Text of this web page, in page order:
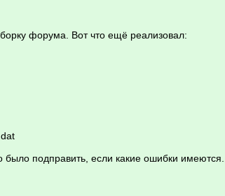
форума. Вот что ещё реализовал:
подправить, если какие ошибки имеются...